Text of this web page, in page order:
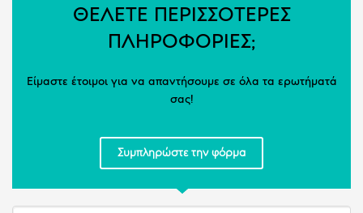
ΘΕΛΕΤΕ ΠΕΡΙΣΣΟΤΕΡΕΣ
ΠΛΗΡΟΦΟΡΙΕΣ;
Είμαστε έτοιμοι για να απαντήσουμε σε όλα τα ερωτήματά
σας!
Συμπληρώστε την φόρμα